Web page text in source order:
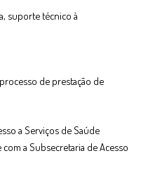
suporte técnico à
de prestação de
a Serviços de Saúde
a Subsecretaria de Acesso